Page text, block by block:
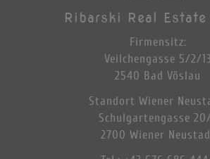
Ribarski Real Estate
Firmensitz:
Veilchengasse 5/2/13
2540 Bad Vöslau
Standort Wiener
Schulgartengasse
2700 Wiener